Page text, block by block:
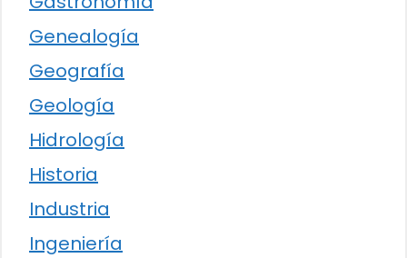
Genealogía
Geografía
Geología
Hidrología
Historia
Industria
Ingeniería